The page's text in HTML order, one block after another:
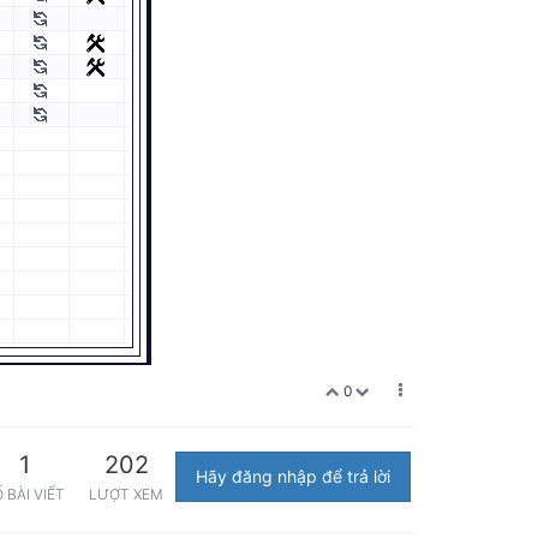
0
1
BÀI VIẾT
202
LƯỢT XEM
Hãy đăng nhập để trả lời